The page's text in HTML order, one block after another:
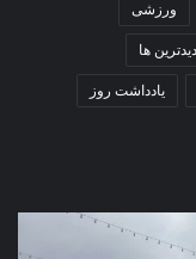
ورزشی
ها
یادداشت روز